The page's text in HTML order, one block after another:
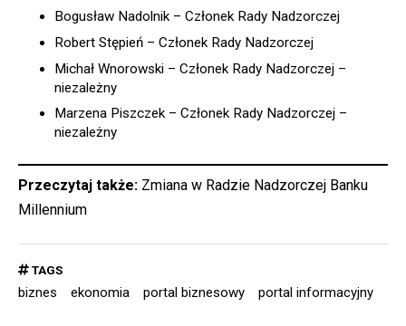
Bogusław Nadolnik – Członek Rady Nadzorczej
Robert Stępień – Członek Rady Nadzorczej
Michał Wnorowski – Członek Rady Nadzorczej –
niezależny
Marzena Piszczek – Członek Rady Nadzorczej –
niezależny
Przeczytaj także: Zmiana w Radzie Nadzorczej Banku
Millennium
TAGS
biznes ekonomia portal biznesowy portal informacyjny